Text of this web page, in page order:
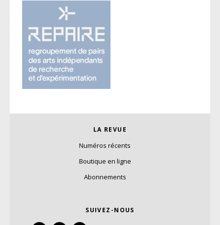
LA REVUE
Numéros récents
Boutique en ligne
Abonnements
SUIVEZ-NOUS